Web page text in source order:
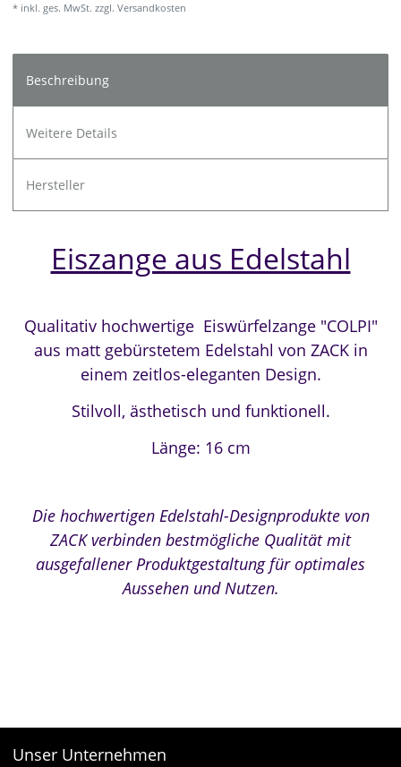
* inkl. ges. MwSt. zzgl. Versandkosten
Beschreibung
Weitere Details
Hersteller
Eiszange aus Edelstahl
Qualitativ hochwertige Eiswürfelzange "COLPI"
aus matt gebürstetem Edelstahl von ZACK in
einem zeitlos-eleganten Design.
Stilvoll, ästhetisch und funktionell.
Länge: 16 cm
Die hochwertigen Edelstahl-Designprodukte von
ZACK verbinden bestmögliche Qualität mit
ausgefallener Produktgestaltung für optimales
Aussehen und Nutzen.
Unser Unternehmen